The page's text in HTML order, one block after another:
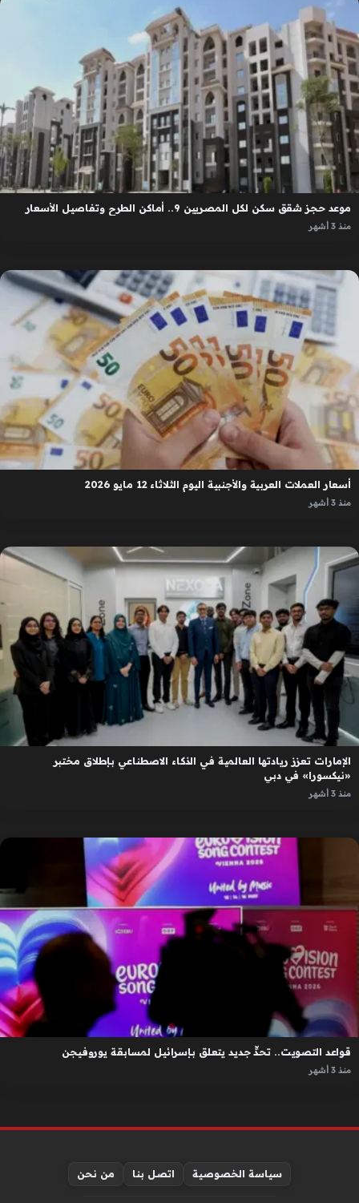
موعد حجز شقق سكن لكل المصريين 9.. أماكن الطرح وتفاصيل الأسعار
منذ 3 أشهر
أسعار العملات العربية والأجنبية اليوم الثلاثاء 12 مايو 2026
منذ 3 أشهر
الإمارات تعزز ريادتها العالمية في الذكاء الاصطناعي بإطلاق مختبر
«نيكسورا» في دبي
منذ 3 أشهر
قواعد التصويت.. تحدٍّ جديد يتعلق بإسرائيل لمسابقة يوروفيجن
منذ 3 أشهر
سياسة الخصوصية اتصل بنا من نحن